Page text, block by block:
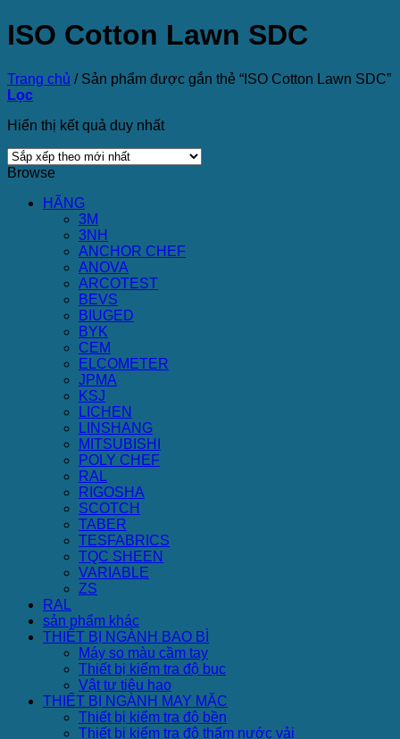
ISO Cotton Lawn SDC
Trang chủ /Sản phẩm được gắn thẻ “ISO Cotton Lawn SDC”
Lọc
Hiển thị kết quả duy nhất
Browse
HÃNG
3M
3NH
ANCHOR CHEF
ANOVA
ARCOTEST
BEVS
BIUGED
BYK
CEM
ELCOMETER
JPMA
KSJ
LICHEN
LINSHANG
MITSUBISHI
POLY CHEF
RAL
RIGOSHA
SCOTCH
TABER
TESFABRICS
TQC SHEEN
VARIABLE
ZS
RAL
sản phẩm khác
THIẾT BỊ NGÀNH BAO BÌ
Máy so màu cầm tay
Thiết bị kiểm tra độ bục
Vật tư tiêu hao
THIẾT BỊ NGÀNH MAY MẶC
Thiết bị kiểm tra độ bền
Thiết bị kiểm tra độ thấm nước vải